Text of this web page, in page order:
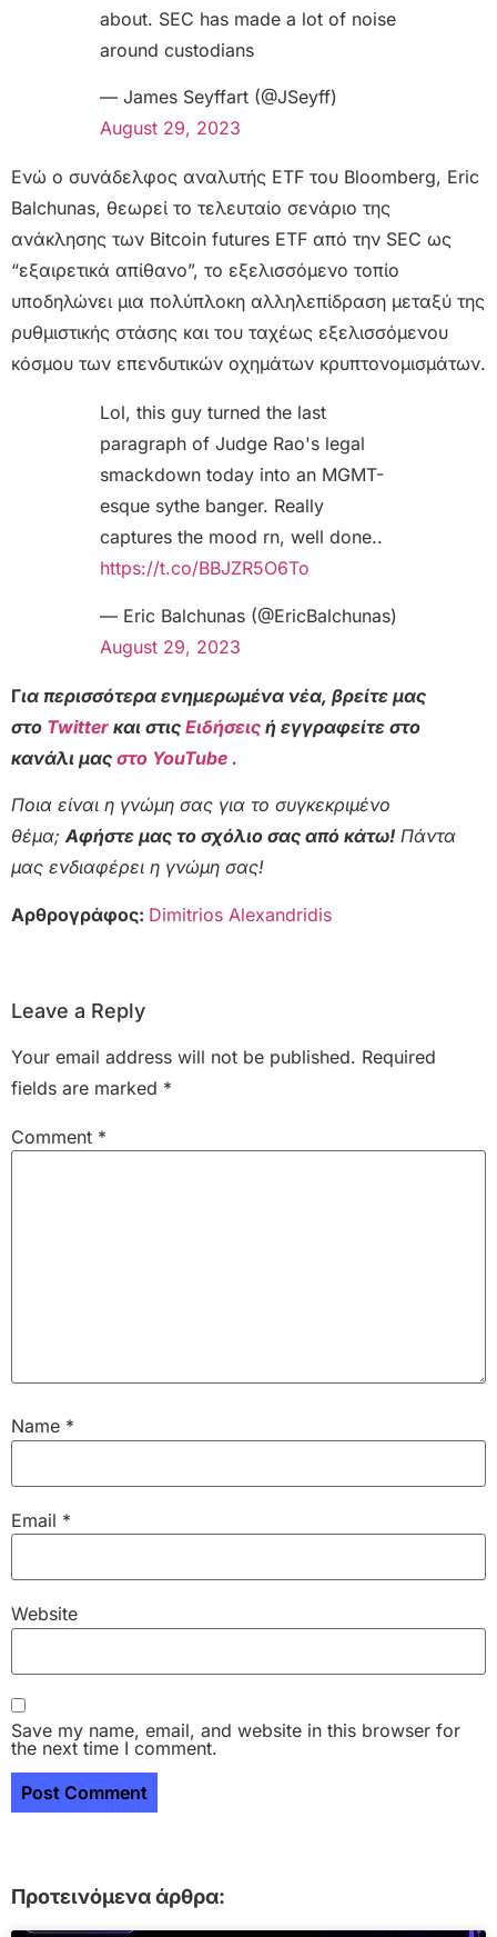
about. SEC has made a lot of noise
around custodians
— James Seyffart (@JSeyff)
August 29, 2023
Ενώ ο συνάδελφος αναλυτής ETF του Bloomberg, Eric
Balchunas, θεωρεί το τελευταίο σενάριο της
ανάκλησης των Bitcoin futures ETF από την SEC ως
“εξαιρετικά απίθανο”, το εξελισσόμενο τοπίο
υποδηλώνει μια πολύπλοκη αλληλεπίδραση μεταξύ της
ρυθμιστικής στάσης και του ταχέως εξελισσόμενου
κόσμου των επενδυτικών οχημάτων κρυπτονομισμάτων.
Lol, this guy turned the last
paragraph of Judge Rao's legal
smackdown today into an MGMT-
esque sythe banger. Really
captures the mood rn, well done..
https://t.co/BBJZR5O6To
— Eric Balchunas (@EricBalchunas)
August 29, 2023
Για περισσότερα ενημερωμένα νέα, βρείτε μας
στο Twitter και στις Ειδήσεις ή εγγραφείτε στο
κανάλι μας στο YouTube .
Ποια είναι η γνώμη σας για το συγκεκριμένο
θέμα;Αφήστε μας το σχόλιο σας από κάτω! Πάντα
μας ενδιαφέρει η γνώμη σας!
Αρθρογράφος: Dimitrios Alexandridis
Leave a Reply
Your email address will not be published. Required
fields are marked *
Comment *
Name *
Email *
Website
Save my name, email, and website in this browser for
the next time I comment.
Προτεινόμενα άρθρα: